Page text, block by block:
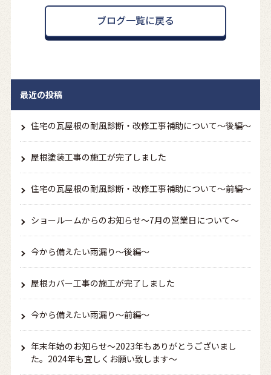
ブログ一覧に戻る
最近の投稿
住宅の瓦屋根の耐風診断・改修工事補助について～後編～
屋根塗装工事の施工が完了しました
住宅の瓦屋根の耐風診断・改修工事補助について～前編～
ショールームからのお知らせ～7月の営業日について～
今から備えたい雨漏り～後編～
屋根カバー工事の施工が完了しました
今から備えたい雨漏り～前編～
年末年始のお知らせ～2023年もありがとうございまし
た。2024年も宜しくお願い致します～